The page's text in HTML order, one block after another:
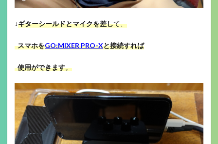
↓ギターシールドとマイクを差して、
スマホをGO:MIXER PRO-Xと接続すれば
使用ができます。